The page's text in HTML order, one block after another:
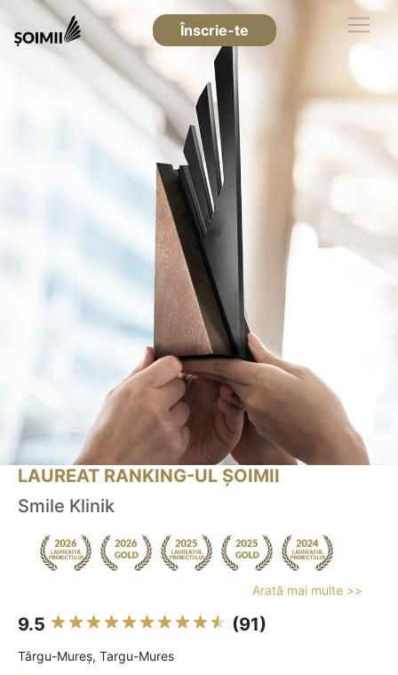
Înscrie-te
LAUREAT RANKING-UL ȘOIMII
Smile Klinik
Arată mai multe >>
9.5 (91)
Târgu-Mureş, Targu-Mures